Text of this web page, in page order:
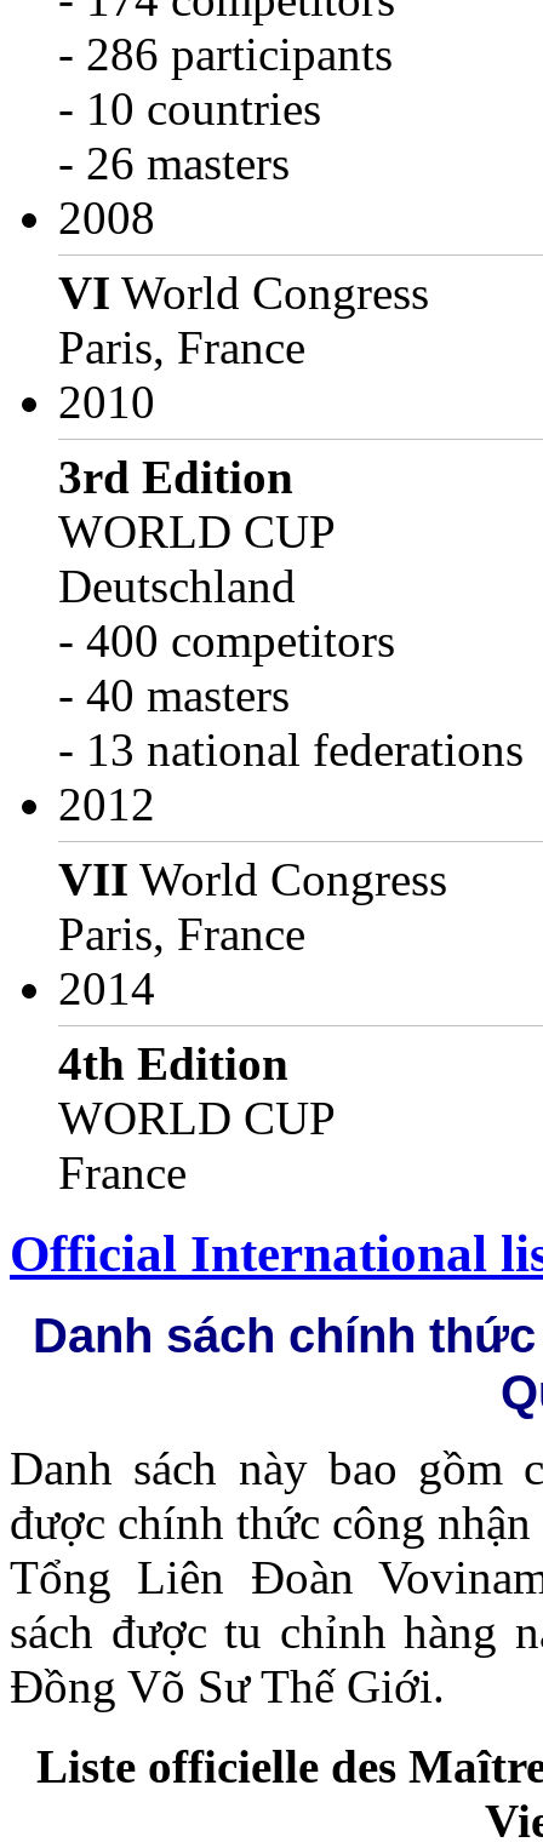
- 286 participants
- 10 countries
- 26 masters
2008
VI World Congress
Paris, France
2010
3rd Edition
WORLD CUP
Deutschland
- 400 competitors
- 40 masters
- 13 national federations
2012
VII World Congress
Paris, France
2014
4th Edition
WORLD CUP
France
Official International
Danh sách chính thức
Danh sách này bao gồm
được chính thức công
Tổng Liên Đoàn
sách được tu chỉnh hàng
Đồng Võ Sư Thế Giới.
Liste officielle des